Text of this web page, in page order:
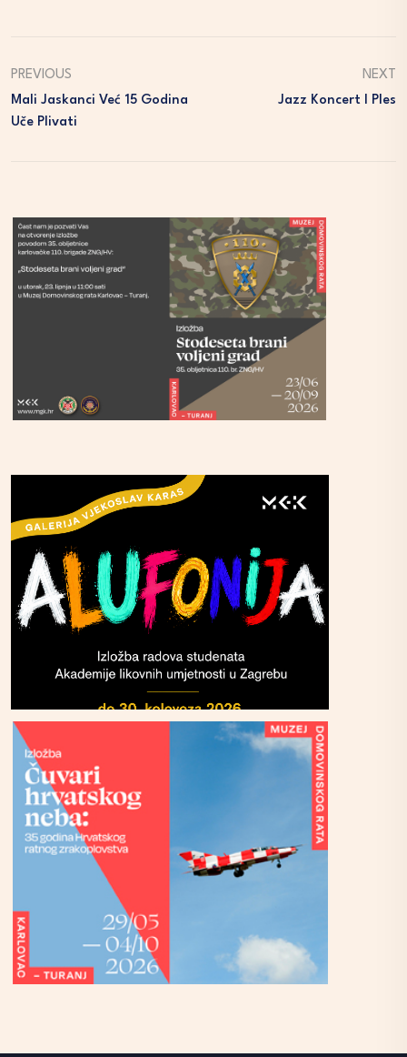
PREVIOUS
Mali Jaskanci Već 15 Godina
Uče Plivati
NEXT
Jazz Koncert I Ples